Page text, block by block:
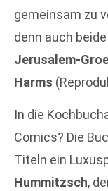
gemeinsam zu
denn auch
Jerusalem-
Harms
In die
Comics? Die
Titeln ein
Hummitzsch,